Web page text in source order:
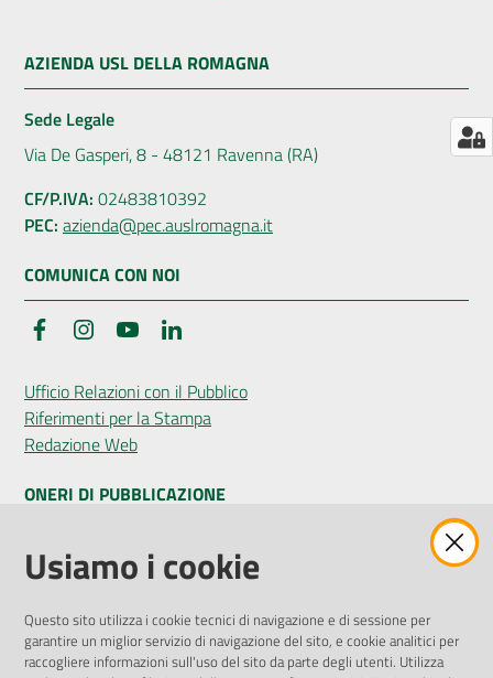
a...
Bandi
e
Seguici
su
AZIENDA USL DELLA ROMAGNA
Sede Legale
Via De Gasperi, 8 - 48121 Ravenna (RA)
CF/P.IVA: 02483810392
PEC: azienda@pec.auslromagna.it
COMUNICA CON NOI
FacebookInstagramYouTube
Ufficio Relazioni con il Pubblico
Riferimenti per la Stampa
Redazione Web
ONERI DI PUBBLICAZIONE
Amministrazione Trasparente
Pubblicità legale
Privacy Policy
Attuazione Misure PNRR
Usiamo i cookie
Questo sito utilizza i cookie tecnici di navigazione e di sessione per
garantire un miglior servizio di navigazione del sito, e cookie analitici per
raccogliere informazioni sull'uso del sito da parte degli utenti. Utilizza